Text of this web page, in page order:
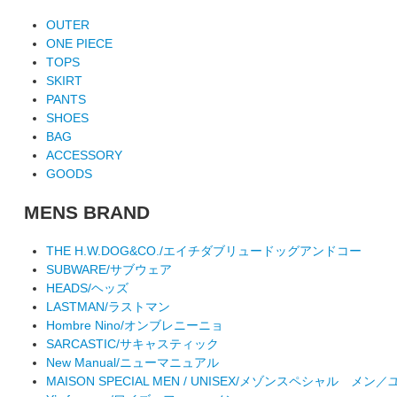
OUTER
ONE PIECE
TOPS
SKIRT
PANTS
SHOES
BAG
ACCESSORY
GOODS
MENS BRAND
THE H.W.DOG&CO./エイチダブリュードッグアンドコー
SUBWARE/サブウェア
HEADS/ヘッズ
LASTMAN/ラストマン
Hombre Nino/オンブレニーニョ
SARCASTIC/サキャスティック
New Manual/ニューマニュアル
MAISON SPECIAL MEN / UNISEX/メゾンスペシャル メン／